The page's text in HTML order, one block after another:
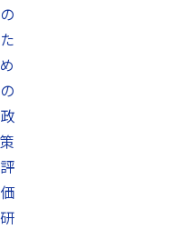
の
た
め
の
政
策
評
価
研